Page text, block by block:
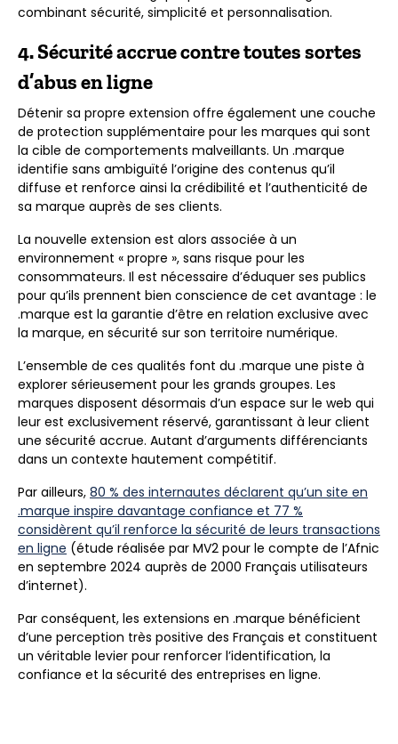
combinant sécurité, simplicité et personnalisation.
4. Sécurité accrue contre toutes sortes
d’abus en ligne
Détenir sa propre extension offre également une couche
de protection supplémentaire pour les marques qui sont
la cible de comportements malveillants. Un .marque
identifie sans ambiguïté l’origine des contenus qu’il
diffuse et renforce ainsi la crédibilité et l’authenticité de
sa marque auprès de ses clients.
La nouvelle extension est alors associée à un
environnement « propre », sans risque pour les
consommateurs. Il est nécessaire d’éduquer ses publics
pour qu’ils prennent bien conscience de cet avantage : le
.marque est la garantie d’être en relation exclusive avec
la marque, en sécurité sur son territoire numérique.
L’ensemble de ces qualités font du .marque une piste à
explorer sérieusement pour les grands groupes. Les
marques disposent désormais d’un espace sur le web qui
leur est exclusivement réservé, garantissant à leur client
une sécurité accrue. Autant d’arguments différenciants
dans un contexte hautement compétitif.
Par ailleurs, 80 % des internautes déclarent qu’un site en
.marque inspire davantage confiance et 77 %
considèrent qu’il renforce la sécurité de leurs transactions
en ligne (étude réalisée par MV2 pour le compte de l’Afnic
en septembre 2024 auprès de 2000 Français utilisateurs
d’internet).
Par conséquent, les extensions en .marque bénéficient
d’une perception très positive des Français et constituent
un véritable levier pour renforcer l’identification, la
confiance et la sécurité des entreprises en ligne.